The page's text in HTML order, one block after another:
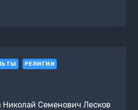
РЕЛИГИИ
Николай Семенович Лесков